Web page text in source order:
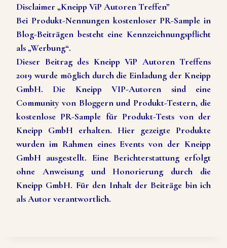
Disclaimer „Kneipp ViP Autoren Treffen”
Bei Produkt-Nennungen kostenloser PR-Sample in
Blog-Beiträgen besteht eine Kennzeichnungspflicht
als „Werbung“.
Dieser Beitrag des Kneipp ViP Autoren Treffens
2019 wurde möglich durch die Einladung der Kneipp
GmbH. Die Kneipp VIP-Autoren sind eine
Community von Bloggern und Produkt-Testern, die
kostenlose PR-Sample für Produkt-Tests von der
Kneipp GmbH erhalten. Hier gezeigte Produkte
wurden im Rahmen eines Events von der Kneipp
GmbH ausgestellt. Eine Berichterstattung erfolgt
ohne Anweisung und Honorierung durch die
Kneipp GmbH. Für den Inhalt der Beiträge bin ich
als Autor verantwortlich.